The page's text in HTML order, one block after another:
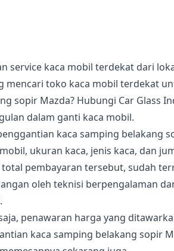
service kaca mobil terdekat dari
mencari toko kaca mobil terdekat
sopir Mazda? Hubungi Car Glass
dalam ganti kaca mobil.
kaca samping belakang
ukuran kaca, jenis kaca, dan
total pembayaran tersebut, sudah
oleh teknisi berpengalaman
penawaran harga yang
kaca samping belakang sopir